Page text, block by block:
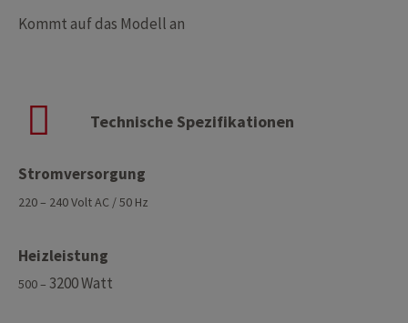
Kommt auf das Modell an
Technische Spezifikationen
Stromversorgung
220 – 240 Volt AC / 50 Hz
Heizleistung
500 – 3200 Watt